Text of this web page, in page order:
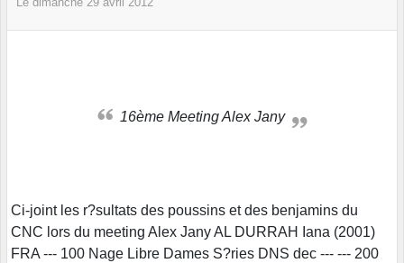
16ème Meeting Alex Jany
Ci-joint les r?sultats des poussins et des benjamins du
CNC lors du meeting Alex Jany AL DURRAH Iana (2001)
FRA --- 100 Nage Libre Dames S?ries DNS dec --- --- 200